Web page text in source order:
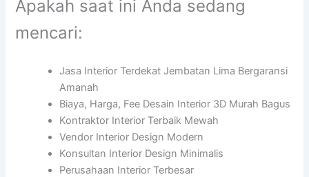
Apakah saat ini Anda sedang
mencari:
Jasa Interior Terdekat Jembatan Lima Bergaransi
Amanah
Biaya, Harga, Fee Desain Interior 3D Murah Bagus
Kontraktor Interior Terbaik Mewah
Vendor Interior Design Modern
Konsultan Interior Design Minimalis
Perusahaan Interior Terbesar